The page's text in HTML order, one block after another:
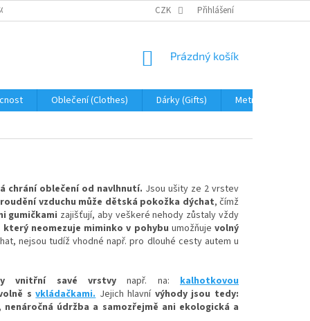
ÚDAJŮ JAK NA REKLAMACI A VRÁCENÍ ZBOŽÍ
CZK Přihlášení
NÁKUPNÍ
Prázdný košík
Oblečení (Clothes) Dárky (Gifts) Metráž (fabric)
chrání oblečení od navlhnutí. Jsou ušity ze 2 vrstev
vzduchu může dětská pokožka dýchat, čímž
gumičkami zajišťují, aby veškeré nehody zůstaly vždy
neomezuje miminko v pohybu umožňuje volný
nejsou tudíž vhodné např. pro dlouhé cesty autem u
vnitřní savé vrstvynapř. na: kalhotkovou
svkládačkami. Jejich hlavnívýhody jsou tedy:
údržba a samozřejmě ani ekologická a